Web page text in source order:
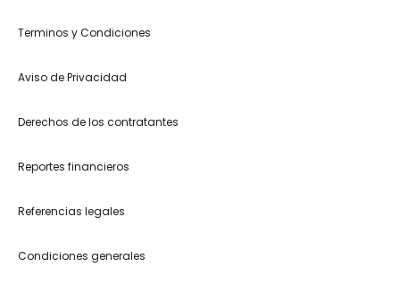
Terminos y Condiciones
Aviso de Privacidad
Derechos de los contratantes
Reportes financieros
Referencias legales
Condiciones generales